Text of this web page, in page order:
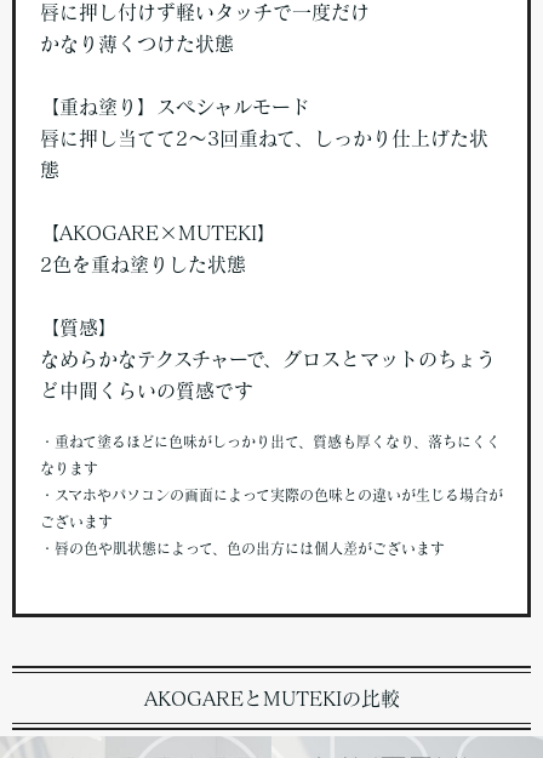
唇に押し付けず軽いタッチで一度だけ
かなり薄くつけた状態
【重ね塗り】スペシャルモード
唇に押し当てて2～3回重ねて、しっかり仕上げた状
態
【AKOGARE×MUTEKI】
2色を重ね塗りした状態
【質感】
なめらかなテクスチャーで、グロスとマットのちょう
ど中間くらいの質感です
・重ねて塗るほどに色味がしっかり出て、質感も厚くなり、落ちにくく
なります
・スマホやパソコンの画面によって実際の色味との違いが生じる場合が
ございます
・唇の色や肌状態によって、色の出方には個人差がございます
AKOGAREとMUTEKIの比較